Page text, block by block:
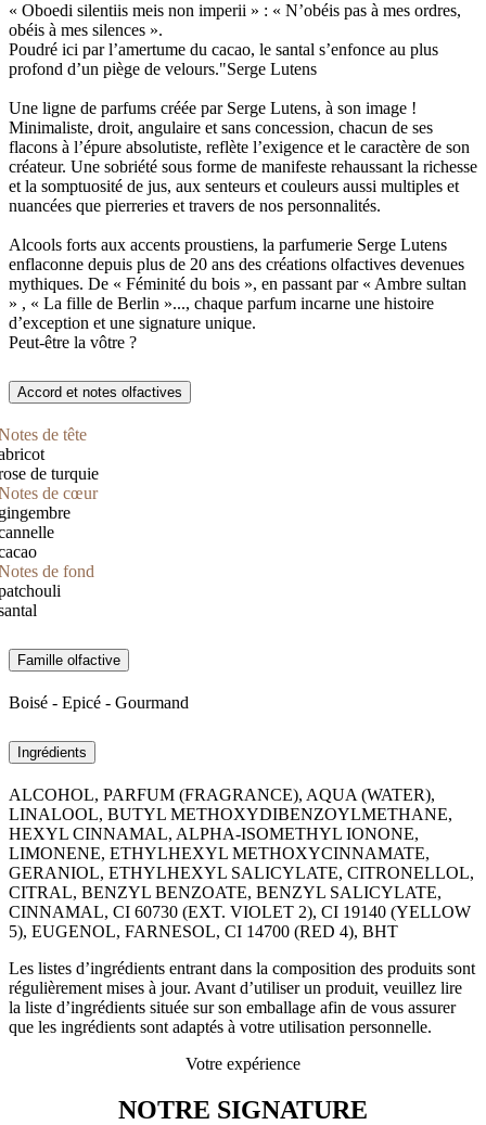
« Oboedi silentiis meis non imperii » : « N’obéis pas à mes ordres,
obéis à mes silences ».
Poudré ici par l’amertume du cacao, le santal s’enfonce au plus
profond d’un piège de velours."Serge Lutens
Une ligne de parfums créée par Serge Lutens, à son image !
Minimaliste, droit, angulaire et sans concession, chacun de ses
flacons à l’épure absolutiste, reflète l’exigence et le caractère de son
créateur. Une sobriété sous forme de manifeste rehaussant la richesse
et la somptuosité de jus, aux senteurs et couleurs aussi multiples et
nuancées que pierreries et travers de nos personnalités.
Alcools forts aux accents proustiens, la parfumerie Serge Lutens
enflaconne depuis plus de 20 ans des créations olfactives devenues
mythiques. De « Féminité du bois », en passant par « Ambre sultan
» , « La fille de Berlin »..., chaque parfum incarne une histoire
d’exception et une signature unique.
Peut-être la vôtre ?
Accord et notes olfactives
de tête
de turquie
de cœur
de fond
Famille olfactive
Boisé - Epicé - Gourmand
Ingrédients
ALCOHOL, PARFUM (FRAGRANCE), AQUA (WATER),
LINALOOL, BUTYL METHOXYDIBENZOYLMETHANE,
HEXYL CINNAMAL, ALPHA-ISOMETHYL IONONE,
LIMONENE, ETHYLHEXYL METHOXYCINNAMATE,
GERANIOL, ETHYLHEXYL SALICYLATE, CITRONELLOL,
CITRAL, BENZYL BENZOATE, BENZYL SALICYLATE,
CINNAMAL, CI 60730 (EXT. VIOLET 2), CI 19140 (YELLOW
5), EUGENOL, FARNESOL, CI 14700 (RED 4), BHT
Les listes d’ingrédients entrant dans la composition des produits sont
régulièrement mises à jour. Avant d’utiliser un produit, veuillez lire
la liste d’ingrédients située sur son emballage afin de vous assurer
que les ingrédients sont adaptés à votre utilisation personnelle.
Votre expérience
NOTRE SIGNATURE